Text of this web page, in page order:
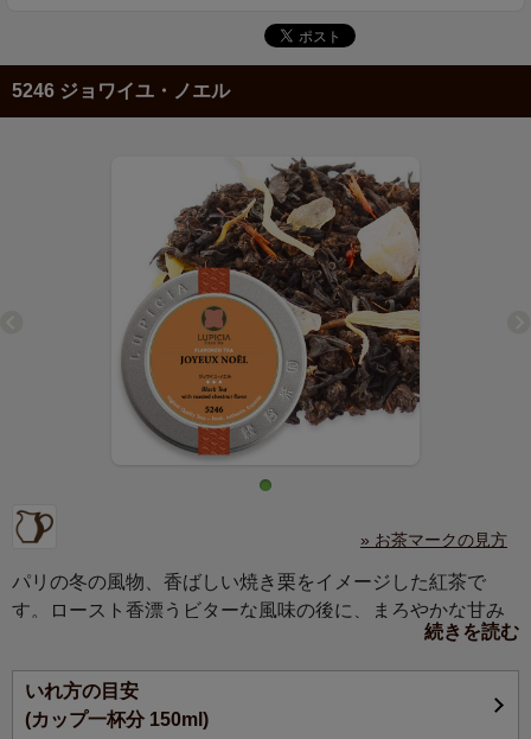
5246 ジョワイユ・ノエル
» お茶マークの見方
パリの冬の風物、香ばしい焼き栗をイメージした紅茶で
す。ロースト香漂うビターな風味の後に、まろやかな甘み
※ジョワイユ・ノエルとはフランス語で「メリー・クリス
マス」という意味です。
続きを読む
いれ方の目安
(カップ一杯分 150ml)